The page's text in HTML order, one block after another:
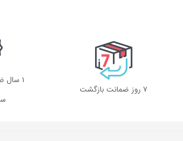
۷ روز ضمانت بازگشت
1